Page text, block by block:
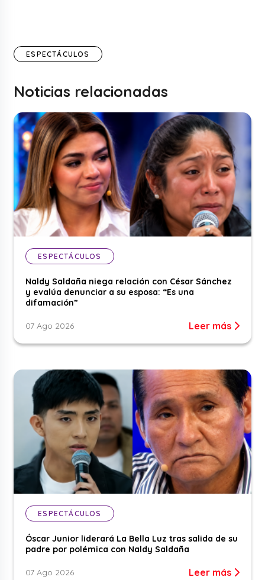
ESPECTÁCULOS
Noticias relacionadas
ESPECTÁCULOS
Naldy Saldaña niega relación con César Sánchez
y evalúa denunciar a su esposa: “Es una
difamación”
07 Ago 2026 Leer más
ESPECTÁCULOS
Óscar Junior liderará La Bella Luz tras salida de su
padre por polémica con Naldy Saldaña
07 Ago 2026 Leer más